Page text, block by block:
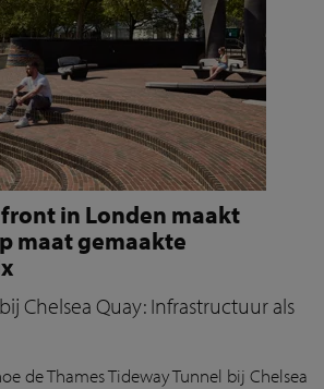
in Londen maakt
maat gemaakte
Chelsea Quay: Infrastructuur als
de ThamesTidewayTunnel bij Chelsea